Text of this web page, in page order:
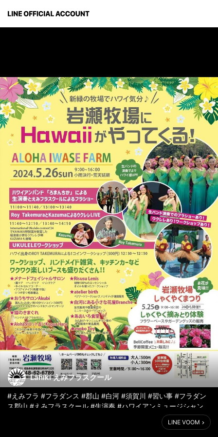
Lāhiki えみフラスクール
#えみフラ #フラダンス #郡山 #白河 #須賀川 #習い事 #フラダン
ス郡山 #えみフラスクール #生演奏 #ハワイアンミュージシャン
LINE VOOM